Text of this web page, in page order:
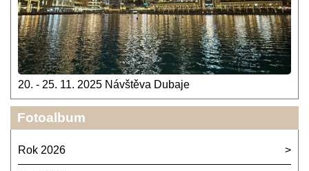
20. - 25. 11. 2025 Návštěva Dubaje
Fotoalbum
Rok 2026